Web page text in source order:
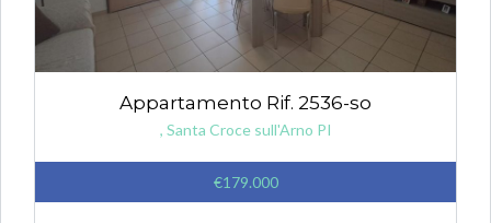
Appartamento Rif. 2536-so
, Santa Croce sull'Arno PI
€179.000